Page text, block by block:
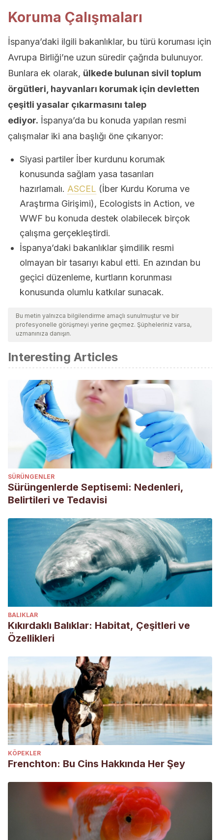
Koruma Çalışmaları
İspanya’daki ilgili bakanlıklar, bu türü koruması için
Avrupa Birliği’ne uzun süredir çağrıda bulunuyor.
Bunlara ek olarak, ülkede bulunan sivil toplum
örgütleri, hayvanları korumak için devletten
çeşitli yasalar çıkarmasını talep
ediyor. İspanya’da bu konuda yapılan resmi
çalışmalar iki ana başlığı öne çıkarıyor:
Siyasi partiler İber kurdunu korumak
konusunda sağlam yasa tasarıları
hazırlamalı. ASCEL (İber Kurdu Koruma ve
Araştırma Girişimi), Ecologists in Action, ve
WWF bu konuda destek olabilecek birçok
çalışma gerçekleştirdi.
İspanya’daki bakanlıklar şimdilik resmi
olmayan bir tasarıyı kabul etti. En azından bu
geçici düzenleme, kurtların korunması
konusunda olumlu katkılar sunacak.
Bu metin yalnızca bilgilendirme amaçlı sunulmuştur ve bir
profesyonelle görüşmeyi yerine geçmez. Şüpheleriniz varsa,
uzmanınıza danışın.
Interesting Articles
SÜRÜNGENLER
Sürüngenlerde Septisemi: Nedenleri,
Belirtileri ve Tedavisi
BALIKLAR
Kıkırdaklı Balıklar: Habitat, Çeşitleri ve
Özellikleri
KÖPEKLER
Frenchton: Bu Cins Hakkında Her Şey